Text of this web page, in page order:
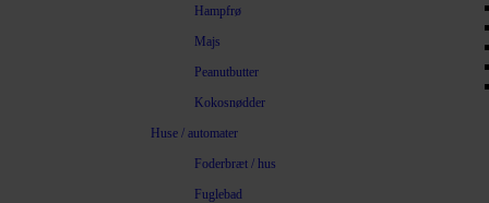
Hampfrø
Majs
Peanutbutter
Kokosnødder
Huse / automater
Foderbræt / hus
Fuglebad